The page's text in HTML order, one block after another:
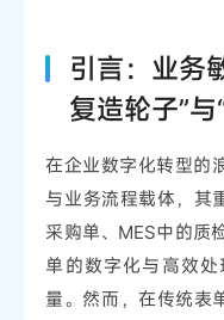
引言：业务
复造轮子”与
在企业数字化转型的
与业务流程载体，其
采购单、MES中的质
单的数字化与高效
量。然而，在传统表